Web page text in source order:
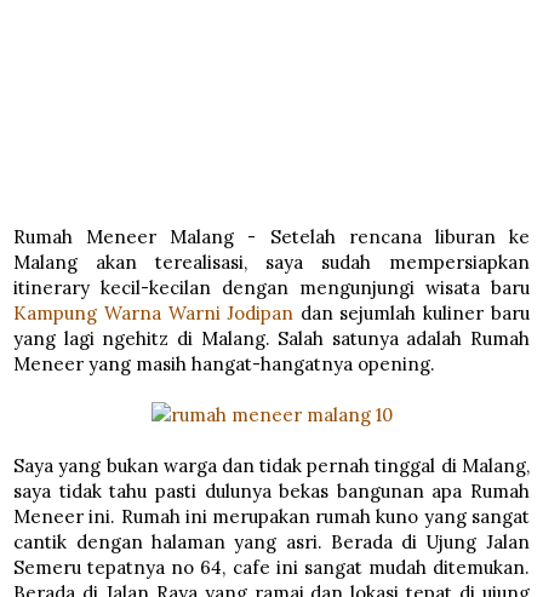
Rumah Meneer Malang - Setelah rencana liburan ke
Malang akan terealisasi, saya sudah mempersiapkan
itinerary kecil-kecilan dengan mengunjungi wisata baru
Kampung Warna Warni Jodipan dan sejumlah kuliner baru
yang lagi ngehitz di Malang. Salah satunya adalah Rumah
Meneer yang masih hangat-hangatnya opening.
Saya yang bukan warga dan tidak pernah tinggal di Malang,
saya tidak tahu pasti dulunya bekas bangunan apa Rumah
Meneer ini. Rumah ini merupakan rumah kuno yang sangat
cantik dengan halaman yang asri. Berada di Ujung Jalan
Semeru tepatnya no 64, cafe ini sangat mudah ditemukan.